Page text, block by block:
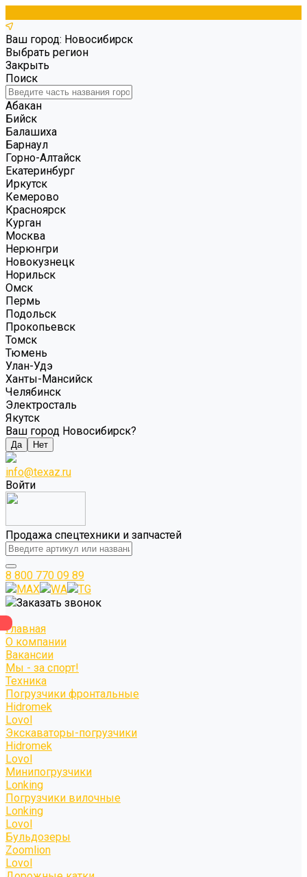
Ваш город: Новосибирск
Выбрать регион
Закрыть
Поиск
Абакан
Бийск
Балашиха
Барнаул
Горно-Алтайск
Екатеринбург
Иркутск
Кемерово
Красноярск
Курган
Москва
Нерюнгри
Новокузнецк
Норильск
Омск
Пермь
Подольск
Прокопьевск
Томск
Тюмень
Улан-Удэ
Ханты-Мансийск
Челябинск
Электросталь
Якутск
Ваш город Новосибирск?
Да Нет
info@texaz.ru
Войти
Продажа спецтехники и запчастей
8 800 770 09 89
MAX
WA
TG
Заказать звонок
Главная
О компании
Вакансии
Мы - за спорт!
Техника
Погрузчики фронтальные
Hidromek
Lovol
Экскаваторы-погрузчики
Hidromek
Lovol
Минипогрузчики
Lonking
Погрузчики вилочные
Lonking
Lovol
Бульдозеры
Zoomlion
Lovol